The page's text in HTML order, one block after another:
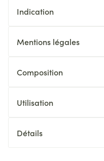
Indication
Mentions légales
Composition
Utilisation
Détails